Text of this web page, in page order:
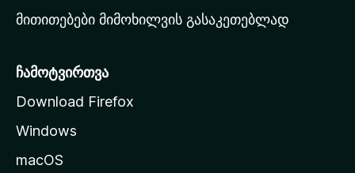
ვ
ე
ბ
ი
ვ
რ
ზ
ე
მითითებები მიმოხილვის გასაკეთებლად
ჩამოტვირთვა
Download Firefox
Windows
macOS